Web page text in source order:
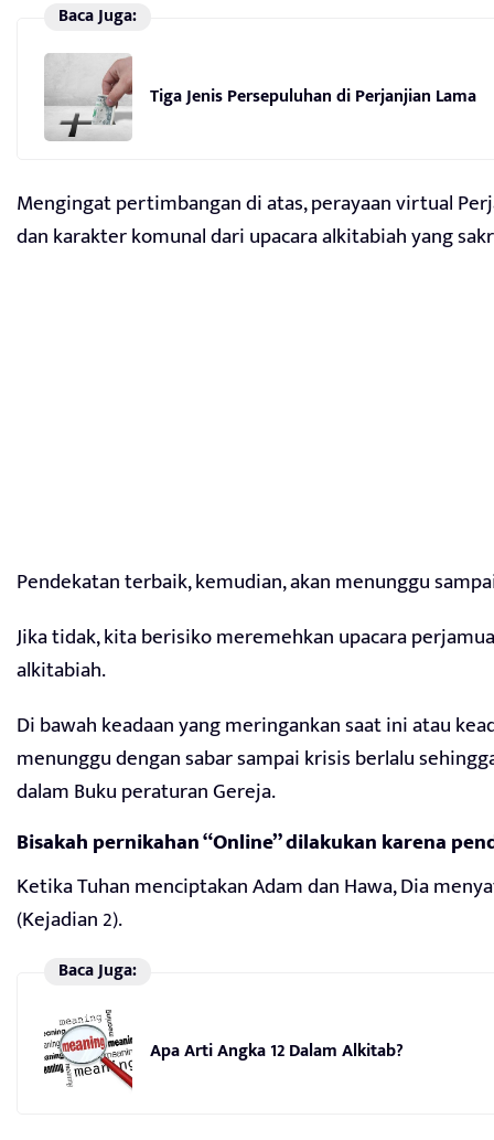
Baca Juga:
Tiga Jenis Persepuluhan di Perjanjian Lama
Mengingat pertimbangan di atas, perayaan virtual
dan karakter komunal dari upacara alkitabiah yang
Pendekatan terbaik, kemudian, akan menunggu
Jika tidak, kita berisiko meremehkan upacara
alkitabiah.
Di bawah keadaan yang meringankan saat ini atau
menunggu dengan sabar sampai krisis berlalu
dalam Buku peraturan Gereja.
Bisakah pernikahan “Online” dilakukan karena
Ketika Tuhan menciptakan Adam dan Hawa, Dia
(Kejadian 2).
Baca Juga:
Apa Arti Angka 12 Dalam Alkitab?